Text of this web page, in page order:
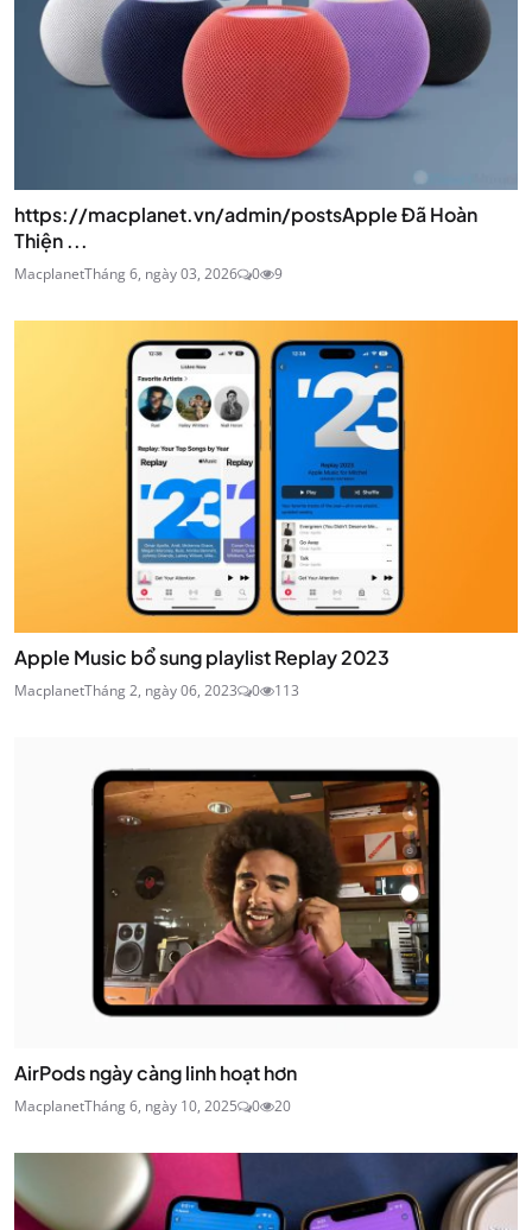
https://macplanet.vn/admin/postsApple Đã Hoàn
Thiện ...
MacplanetTháng 6, ngày 03, 2026 0 9
Apple Music bổ sung playlist Replay 2023
MacplanetTháng 2, ngày 06, 2023 0 113
AirPods ngày càng linh hoạt hơn
MacplanetTháng 6, ngày 10, 2025 0 20